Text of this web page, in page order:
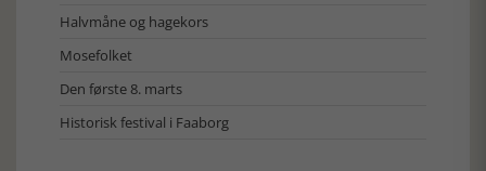
Halvmåne og hagekors
Mosefolket
Den første 8. marts
Historisk festival i Faaborg